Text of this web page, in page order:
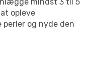
opleve
og nyde den